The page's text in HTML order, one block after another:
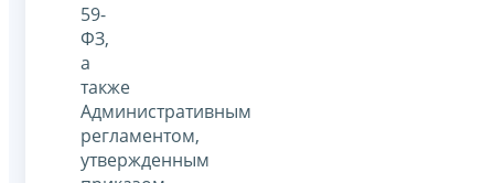
59-
ФЗ,
а
также
Административным
регламентом,
утвержденным